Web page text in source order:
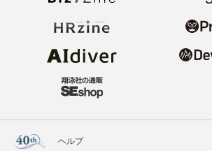
ヘルプ